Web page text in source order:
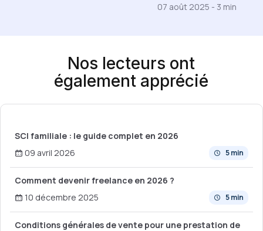
07 août 2025 - 3 min
Nos lecteurs ont
également apprécié
SCI familiale : le guide complet en 2026
5 min
09 avril 2026
Comment devenir freelance en 2026 ?
5 min
10 décembre 2025
Conditions générales de vente pour une prestation de